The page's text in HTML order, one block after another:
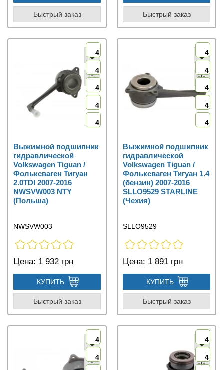
Быстрый заказ Быстрый заказ
4
4
4
4
4
Выжимной подшипник
гидравлической
Volkswagen Tiguan /
Фольксваген Тигуан
2.0TDI 2007-2016
NWSVW003 NTY
(Польша)
NWSVW003
Цена: 1 932 грн
КУПИТЬ
Быстрый заказ
4
4
4
4
4
Выжимной подшипник
гидравлической
Volkswagen Tiguan /
Фольксваген Тигуан 1.4
(бензин) 2007-2016
SLLO9529 STARLINE
(Чехия)
SLLO9529
Цена: 1 891 грн
КУПИТЬ
Быстрый заказ
4
4
4
4